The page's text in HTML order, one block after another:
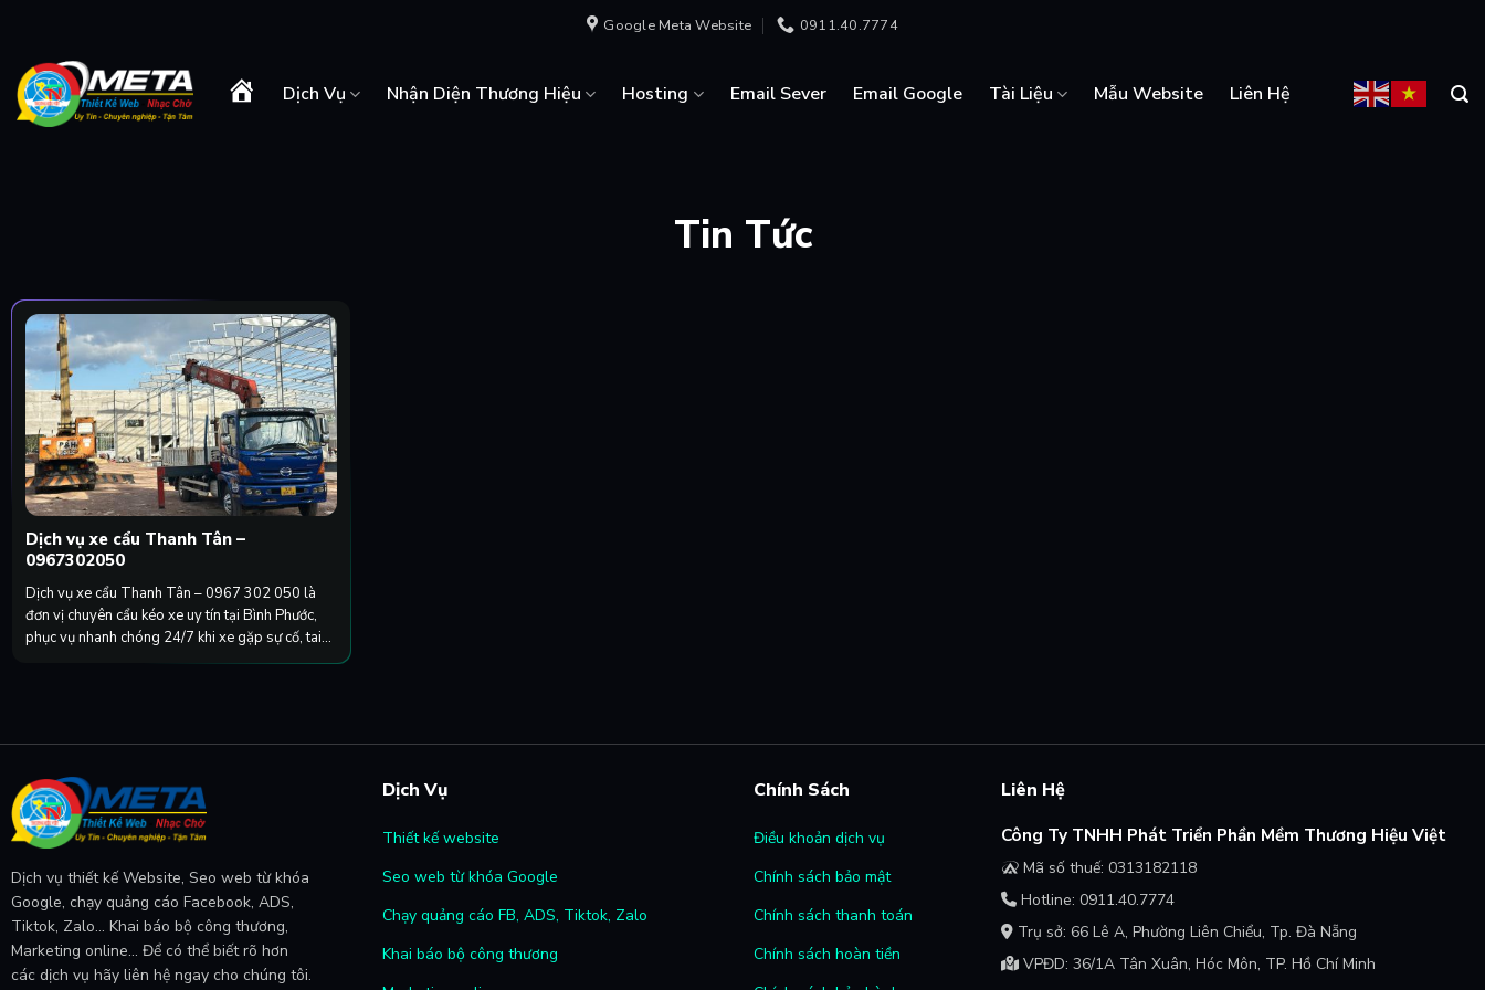
content
Google Meta Website 0911.40.7774
Trang Dịch Vụ Nhận Diện Thương Hiệu Hosting Email Sever Email Google Tài Liệu Mẫu Website Liên Hệ
Tin Tức
Dịch vụ xe cẩu Thanh Tân –
0967302050
Dịch vụ xe cẩu Thanh Tân – 0967 302 050 là
đơn vị chuyên cẩu kéo xe uy tín tại Bình Phước,
phục vụ nhanh chóng 24/7 khi xe gặp sự cố, tai
nạn hoặc hư hỏng giữa đường. Với
Dịch vụ thiết kế Website, Seo web từ khóa
Google, chạy quảng cáo Facebook, ADS,
Tiktok, Zalo... Khai báo bộ công thương,
Marketing online... Để có thể biết rõ hơn
các dịch vụ hãy liên hệ ngay cho chúng tôi.
Dịch Vụ
Thiết kế website
Seo web từ khóa Google
Chạy quảng cáo FB, ADS, Tiktok, Zalo
Khai báo bộ công thương
Chính Sách
Điều khoản dịch vụ
Chính sách bảo mật
Chính sách thanh toán
Chính sách hoàn tiền
Liên Hệ
Công Ty TNHH Phát Triển Phần Mềm Thương Hiệu Việt
Mã số thuế: 0313182118
Hotline: 0911.40.7774
Trụ sở: 66 Lê A, Phường Liên Chiểu, Tp. Đà Nẵng
VPĐD: 36/1A Tân Xuân, Hóc Môn, TP. Hồ Chí Minh